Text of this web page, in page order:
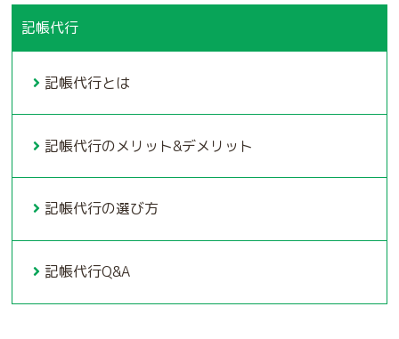
記帳代行
記帳代行とは
記帳代行のメリット&デメリット
記帳代行の選び方
記帳代行Q&A